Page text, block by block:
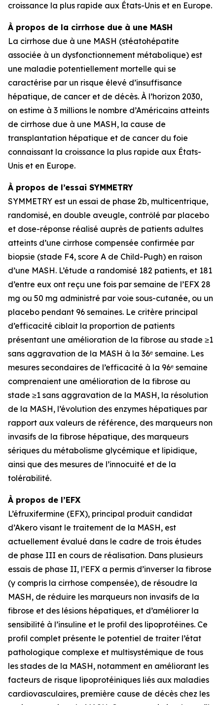
croissance la plus rapide aux États-Unis et en Europe.
À propos de la cirrhose due à une MASH
La cirrhose due à une MASH (stéatohépatite
associée à un dysfonctionnement métabolique) est
une maladie potentiellement mortelle qui se
caractérise par un risque élevé d’insuffisance
hépatique, de cancer et de décès. À l’horizon 2030,
on estime à 3 millions le nombre d’Américains atteints
de cirrhose due à une MASH, la cause de
transplantation hépatique et de cancer du foie
connaissant la croissance la plus rapide aux États-
Unis et en Europe.
À propos de l’essai SYMMETRY
SYMMETRY est un essai de phase 2b, multicentrique,
randomisé, en double aveugle, contrôlé par placebo
et dose-réponse réalisé auprès de patients adultes
atteints d’une cirrhose compensée confirmée par
biopsie (stade F4, score A de Child-Pugh) en raison
d’une MASH. L’étude a randomisé 182 patients, et 181
d’entre eux ont reçu une fois par semaine de l’EFX 28
mg ou 50 mg administré par voie sous-cutanée, ou un
placebo pendant 96 semaines. Le critère principal
d’efficacité ciblait la proportion de patients
présentant une amélioration de la fibrose au stade ≥1
sans aggravation de la MASH à la 36ᵉ semaine. Les
mesures secondaires de l’efficacité à la 96ᵉ semaine
comprenaient une amélioration de la fibrose au
stade ≥1 sans aggravation de la MASH, la résolution
de la MASH, l’évolution des enzymes hépatiques par
rapport aux valeurs de référence, des marqueurs non
invasifs de la fibrose hépatique, des marqueurs
sériques du métabolisme glycémique et lipidique,
ainsi que des mesures de l’innocuité et de la
tolérabilité.
À propos de l’EFX
L’éfruxifermine (EFX), principal produit candidat
d’Akero visant le traitement de la MASH, est
actuellement évalué dans le cadre de trois études
de phase III en cours de réalisation. Dans plusieurs
essais de phase II, l’EFX a permis d’inverser la fibrose
(y compris la cirrhose compensée), de résoudre la
MASH, de réduire les marqueurs non invasifs de la
fibrose et des lésions hépatiques, et d’améliorer la
sensibilité à l’insuline et le profil des lipoprotéines. Ce
profil complet présente le potentiel de traiter l’état
pathologique complexe et multisystémique de tous
les stades de la MASH, notamment en améliorant les
facteurs de risque lipoprotéiniques liés aux maladies
cardiovasculaires, première cause de décès chez les